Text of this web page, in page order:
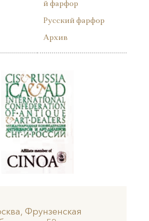
й фарфор
Русский фарфор
Архив
Фрунзенская